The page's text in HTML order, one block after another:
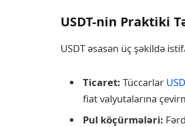
USDT-nin Praktiki
USDT əsasən üç şəkildə
Ticaret: Tüccarlar
fiat valyutalarına
Pul köçürmələri: